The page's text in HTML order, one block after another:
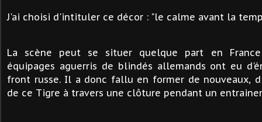
J'ai choisi d'intituler ce décor : "le calme avant la
La scène peut se situer quelque part en
équipages aguerris de blindés allemands ont eu
front russe. Il a donc fallu en former de nouveaux,
de ce Tigre à travers une clôture pendant un